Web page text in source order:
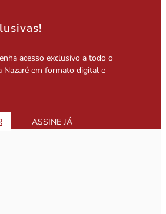
acesso exclusivo a todo o
Nazaré em formato digital e
ASSINE JÁ